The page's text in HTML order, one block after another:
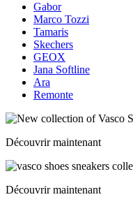
Gabor
Marco Tozzi
Tamaris
Skechers
GEOX
Jana Softline
Ara
Remonte
Découvrir maintenant
Découvrir maintenant